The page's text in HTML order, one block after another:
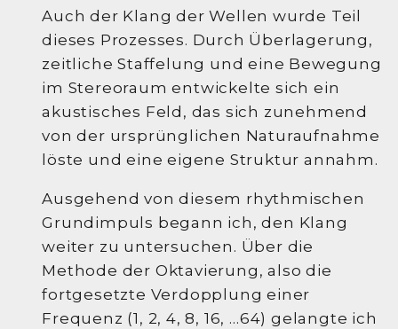
Auch der Klang der Wellen wurde Teil
dieses Prozesses. Durch Überlagerung,
zeitliche Staffelung und eine Bewegung
im Stereoraum entwickelte sich ein
akustisches Feld, das sich zunehmend
von der ursprünglichen Naturaufnahme
löste und eine eigene Struktur annahm.
Ausgehend von diesem rhythmischen
Grundimpuls begann ich, den Klang
weiter zu untersuchen. Über die
Methode der Oktavierung, also die
fortgesetzte Verdopplung einer
Frequenz (1, 2, 4, 8, 16, …64) gelangte ich